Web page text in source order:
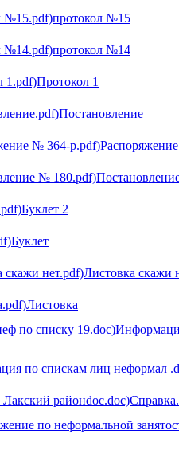
протокол №15
протокол №14
Протокол 1
Постановление
Буклет 2
Буклет
Листовка скажи
Листовка